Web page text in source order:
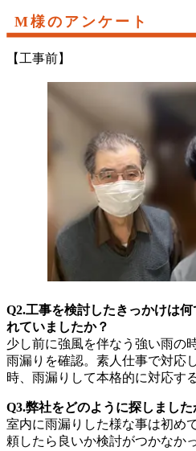
M様のアンケート
【工事前】
Q2.工事を検討したきっかけは
れていましたか？
少し前に強風を伴なう強い雨の
雨漏りを確認。素人仕事で対応
時、雨漏りして本格的に対応す
Q3.弊社をどのように探しました
室内に雨漏りした様な事は初め
頼したら良いか検討がつかなか